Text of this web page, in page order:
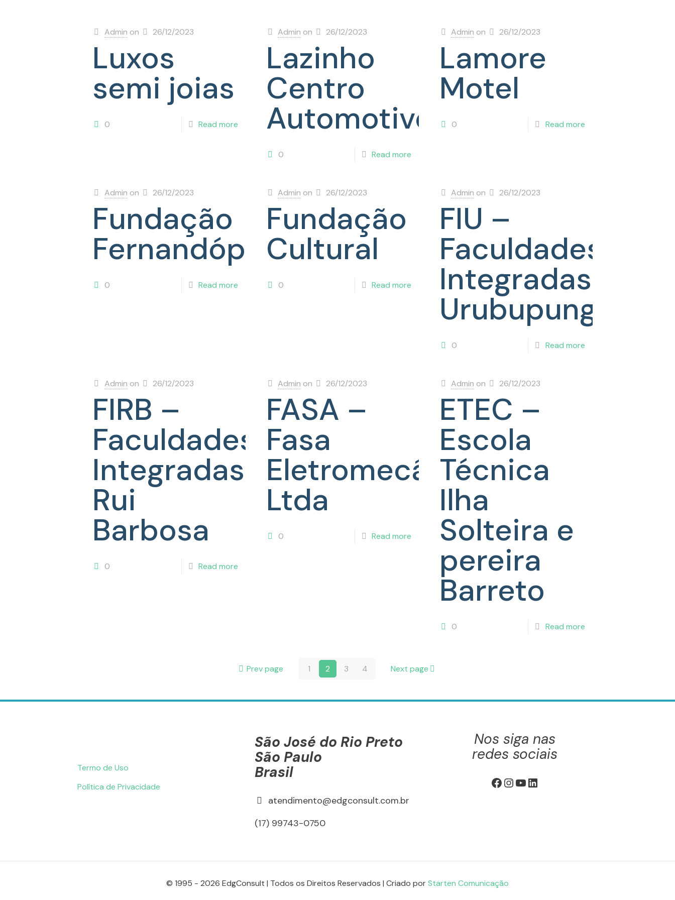
Admin on 26/12/2023
Luxos
semi joias
0 Read more
Admin on 26/12/2023
Lazinho
Centro
Automotivo
0 Read more
Admin on 26/12/2023
Lamore
Motel
0 Read more
Admin on 26/12/2023
Fundação
Fernandópolis
0 Read more
Admin on 26/12/2023
Fundação
Cultural
0 Read more
Admin on 26/12/2023
FIU –
Faculdades
Integradas
Urubupungá
0 Read more
Admin on 26/12/2023
FIRB –
Faculdades
Integradas
Rui
Barbosa
0 Read more
Admin on 26/12/2023
FASA –
Fasa
Eletromecânica
Ltda
0 Read more
Admin on 26/12/2023
ETEC –
Escola
Técnica
Ilha
Solteira e
pereira
Barreto
0 Read more
Prev page 1 2 3 4 Next page
Termo de Uso
Política de Privacidade
São José do Rio Preto
São Paulo
Brasil
atendimento@edgconsult.com.br
(17) 99743-0750
Nos siga nas
redes sociais
Facebook
Instagram
Youtube
LinkedIn
© 1995 - 2026 EdgConsult | Todos os Direitos Reservados | Criado porStarten Comunicação